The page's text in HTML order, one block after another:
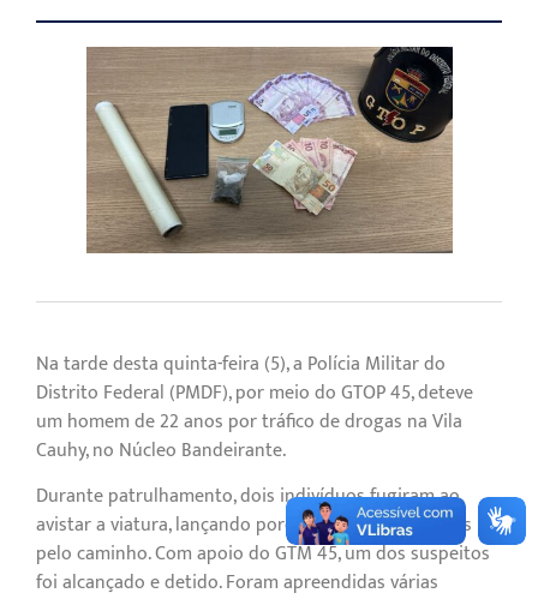
Na tarde desta quinta-feira (5), a Polícia Militar do
Distrito Federal (PMDF), por meio do GTOP 45, deteve
um homem de 22 anos por tráfico de drogas na Vila
Cauhy, no Núcleo Bandeirante.
Durante patrulhamento, dois indivíduos fugiram ao
avistar a viatura, lançando porções de entorpecentes
pelo caminho. Com apoio do GTM 45, um dos suspeitos
foi alcançado e detido. Foram apreendidas várias